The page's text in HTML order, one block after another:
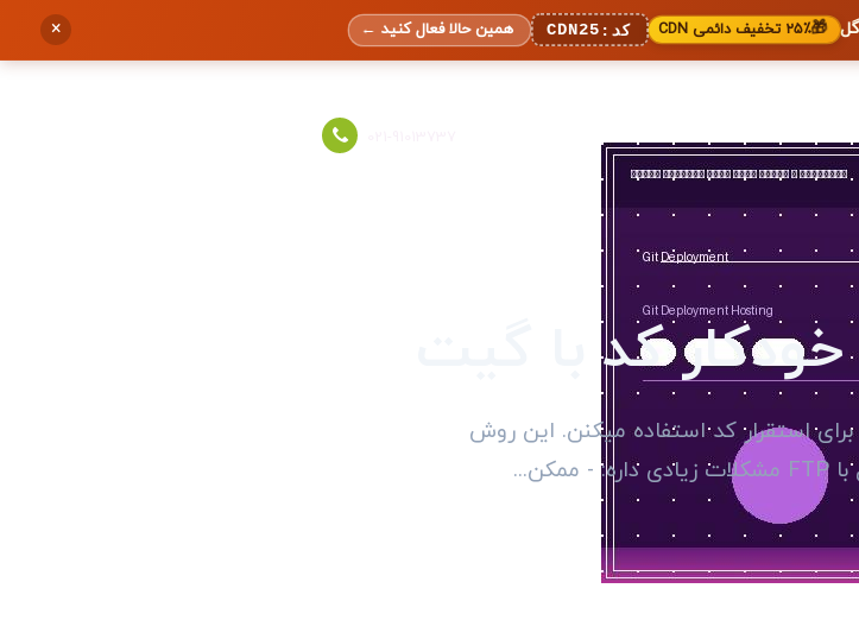
🎁۲۵٪ تخفیف دائمی CDN کد: CDN25 همین حالا فعال کنید ←
×
دیگه دوره FTP تموم شده! امروزه توسعه‌دهنده‌های حرفه‌ای از Git برای استقرار کد استفاده میکنن. این روش